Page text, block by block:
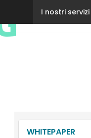
I nostri servizi
Fattura digitale
WHITEPAPER